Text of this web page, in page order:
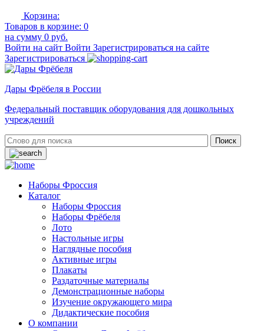
Корзина:
Товаров в корзине: 0
на сумму 0 руб.
Войти на сайт Войти Зарегистрироваться на сайте
Зарегистрироваться
Дары Фрёбеля в России
Федеральный поставщик оборудования для дошкольных
учреждений
Наборы Фроссия
Каталог
Наборы Фроссия
Наборы Фрёбеля
Лото
Настольные игры
Наглядные пособия
Активные игры
Плакаты
Раздаточные материалы
Демонстрационные наборы
Изучение окружающего мира
Дидактические пособия
О компании